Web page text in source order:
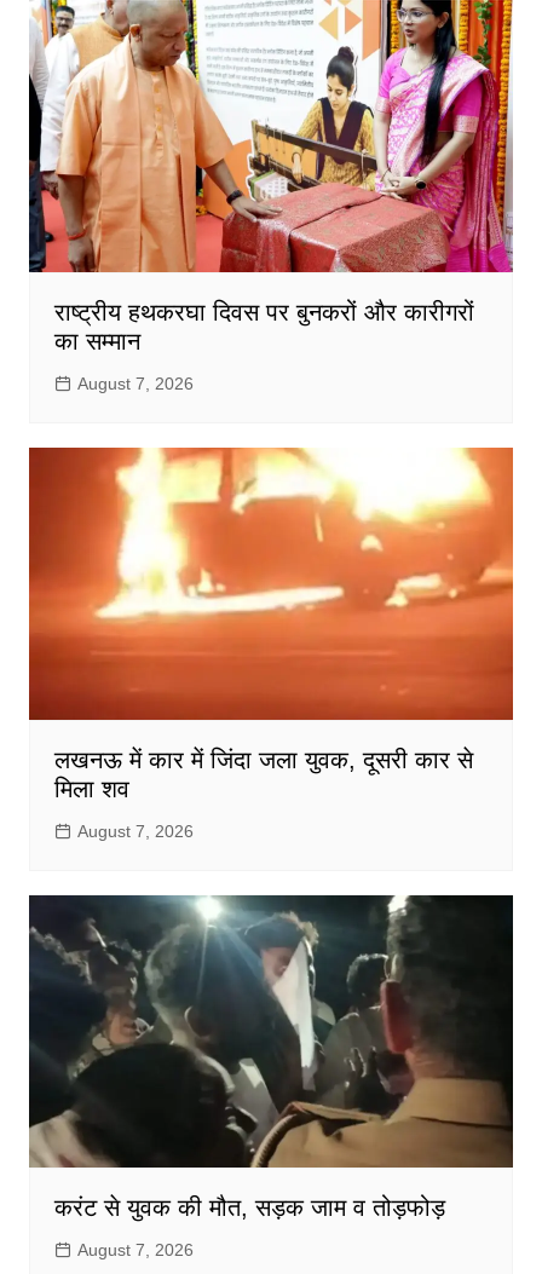
राष्ट्रीय हथकरघा दिवस पर बुनकरों और कारीगरों
का सम्मान
August 7, 2026
लखनऊ में कार में जिंदा जला युवक, दूसरी कार से
मिला शव
August 7, 2026
करंट से युवक की मौत, सड़क जाम व तोड़फोड़
August 7, 2026